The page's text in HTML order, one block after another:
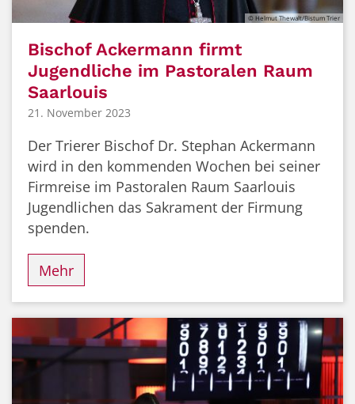
© Helmut Thewalt/Bistum Trier
Bischof Ackermann firmt
Jugendliche im Pastoralen Raum
Saarlouis
21. November 2023
Der Trierer Bischof Dr. Stephan Ackermann
wird in den kommenden Wochen bei seiner
Firmreise im Pastoralen Raum Saarlouis
Jugendlichen das Sakrament der Firmung
spenden.
Mehr